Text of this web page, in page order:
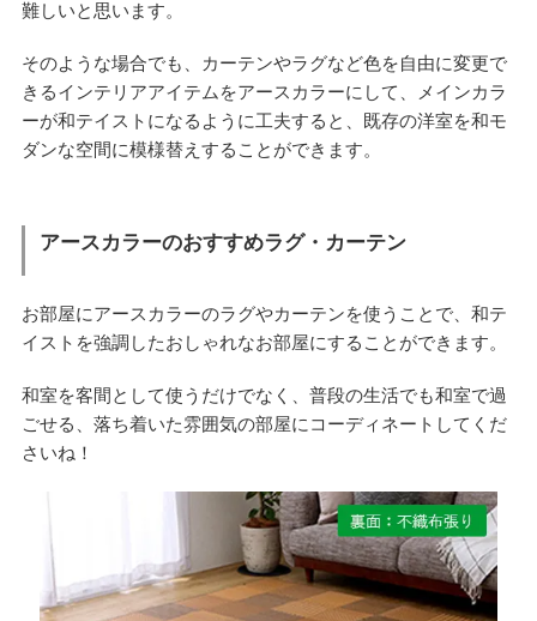
難しいと思います。
そのような場合でも、カーテンやラグなど色を自由に変更で
きるインテリアアイテムをアースカラーにして、メインカラ
ーが和テイストになるように工夫すると、既存の洋室を和モ
ダンな空間に模様替えすることができます。
アースカラーのおすすめラグ・カーテン
お部屋にアースカラーのラグやカーテンを使うことで、和テ
イストを強調したおしゃれなお部屋にすることができます。
和室を客間として使うだけでなく、普段の生活でも和室で過
ごせる、落ち着いた雰囲気の部屋にコーディネートしてくだ
さいね！